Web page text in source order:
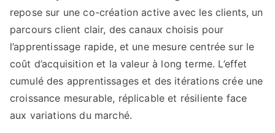
repose sur une co-création active avec les clients, un
parcours client clair, des canaux choisis pour
l’apprentissage rapide, et une mesure centrée sur le
coût d’acquisition et la valeur à long terme. L’effet
cumulé des apprentissages et des itérations crée une
croissance mesurable, réplicable et résiliente face
aux variations du marché.